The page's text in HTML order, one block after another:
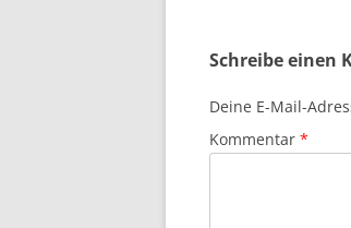
Schreibe einen
Deine E-Mail-
Kommentar *